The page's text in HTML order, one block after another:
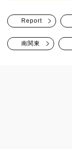
Report
南関東